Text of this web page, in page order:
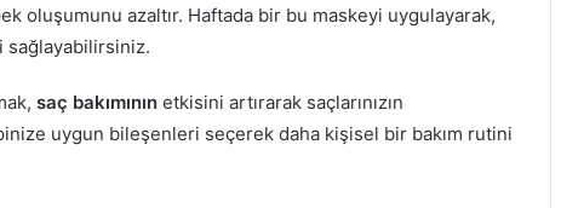
oluşumunu azaltır. Haftada bir bu maskeyi uygulayarak,
sağlayabilirsiniz.
saç bakımının etkisini artırarak saçlarınızın
uygun bileşenleri seçerek daha kişisel bir bakım rutini